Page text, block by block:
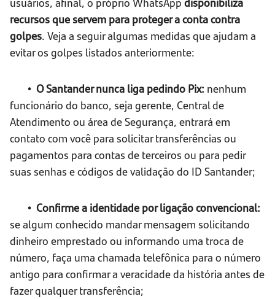
recursos que servem para proteger a conta contra
golpes. Veja a seguir algumas medidas que ajudam a
evitar os golpes listados anteriormente:
• O Santander nunca liga pedindo Pix: nenhum
funcionário do banco, seja gerente, Central de
Atendimento ou área de Segurança, entrará em
contato com você para solicitar transferências ou
pagamentos para contas de terceiros ou para pedir
suas senhas e códigos de validação do ID Santander;
• Confirme a identidade por ligação convencional:
se algum conhecido mandar mensagem solicitando
dinheiro emprestado ou informando uma troca de
número, faça uma chamada telefônica para o número
antigo para confirmar a veracidade da história antes de
fazer qualquer transferência;